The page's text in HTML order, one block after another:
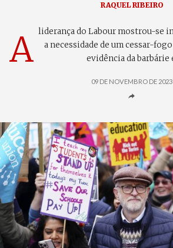
RAQUEL RIBEIRO
A liderança do Labour mostrou-se
a necessidade de um cessar-
evidência da barbárie
09 DE NOVEMBRO DE 2023